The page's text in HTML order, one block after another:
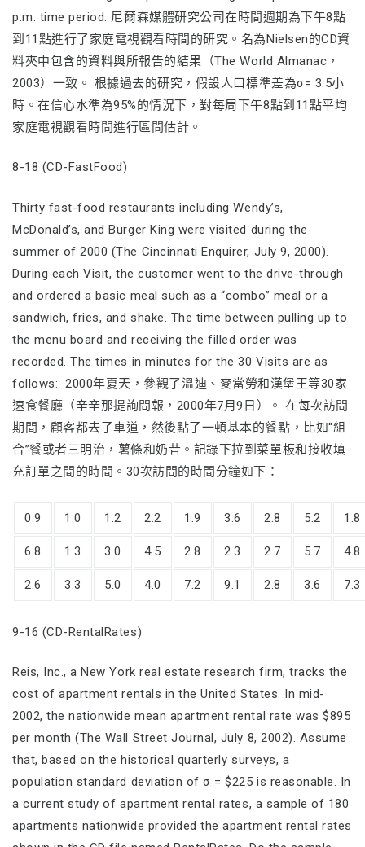
p.m. time period. 尼爾森媒體研究公司在時間週期為下午8點
到11點進行了家庭電視觀看時間的研究。名為Nielsen的CD資
料夾中包含的資料與所報告的結果（The World Almanac，
2003）一致。 根據過去的研究，假設人口標準差為σ= 3.5小
時。在信心水準為95%的情況下，對每周下午8點到11點平均
家庭電視觀看時間進行區間估計。
8-18 (CD-FastFood)
Thirty fast-food restaurants including Wendy’s,
McDonald’s, and Burger King were visited during the
summer of 2000 (The Cincinnati Enquirer, July 9, 2000).
During each Visit, the customer went to the drive-through
and ordered a basic meal such as a “combo” meal or a
sandwich, fries, and shake. The time between pulling up to
the menu board and receiving the filled order was
recorded. The times in minutes for the 30 Visits are as
follows: 2000年夏天，參觀了溫迪、麥當勞和漢堡王等30家
速食餐廳（辛辛那提詢問報，2000年7月9日）。 在每次訪問
期間，顧客都去了車道，然後點了一頓基本的餐點，比如“組
合”餐或者三明治，薯條和奶昔。記錄下拉到菜單板和接收填
充訂單之間的時間。30次訪問的時間分鐘如下：
0.9 1.0 1.2 2.2 1.9 3.6 2.8 5.2 1.8
6.8 1.3 3.0 4.5 2.8 2.3 2.7 5.7 4.8
2.6 3.3 5.0 4.0 7.2 9.1 2.8 3.6 7.3
9-16 (CD-RentalRates)
Reis, Inc., a New York real estate research firm, tracks the
cost of apartment rentals in the United States. In mid-
2002, the nationwide mean apartment rental rate was $895
per month (The Wall Street Journal, July 8, 2002). Assume
that, based on the historical quarterly surveys, a
population standard deviation of σ = $225 is reasonable. In
a current study of apartment rental rates, a sample of 180
apartments nationwide provided the apartment rental rates